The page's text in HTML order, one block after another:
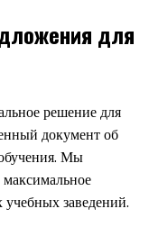
для
решение для
документ об
Мы
заведений.